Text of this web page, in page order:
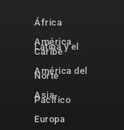
África
América
Latina y el
Caribe
América del
Norte
Asia-
Pacífico
Europa